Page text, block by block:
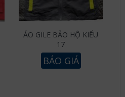
ÁO GILE BẢO HỘ KIỂU
17
BÁO GIÁ